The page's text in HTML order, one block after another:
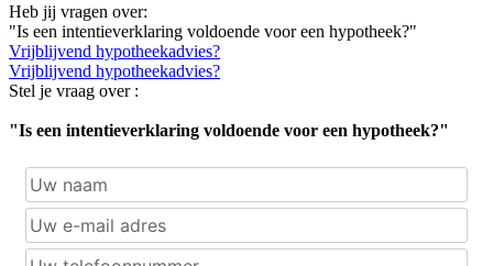
Heb jij vragen over:
"Is een intentieverklaring voldoende voor een hypotheek?"
Vrijblijvend hypotheekadvies?
Vrijblijvend hypotheekadvies?
Stel je vraag over :
"Is een intentieverklaring voldoende voor een hypotheek?"